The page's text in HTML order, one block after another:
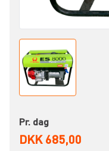
Pr. dag
DKK 685,00